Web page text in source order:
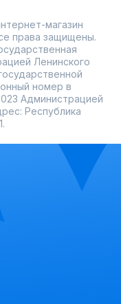
магазин
права защищены.
Ленинского
номер в
Администрацией
Республика